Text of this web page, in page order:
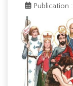
Publication